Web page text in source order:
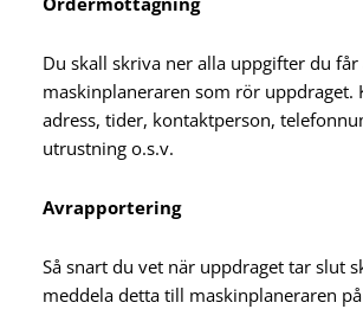
Du skall skriva ner alla uppgifter du får
maskinplaneraren som rör uppdraget.
adress, tider, kontaktperson,
utrustning o.s.v.
Avrapportering
Så snart du vet när uppdraget tar slut
meddela detta till maskinplaneraren på